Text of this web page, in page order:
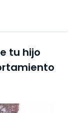
tu hijo